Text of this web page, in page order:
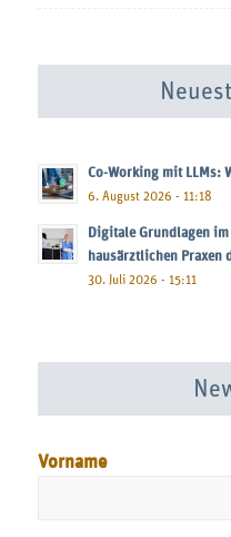
Co-Working mit LLMs:
6. August 2026 - 11:18
Digitale Grundlagen
hausärztlichen Praxen
30. Juli 2026 - 15:11
Vorname